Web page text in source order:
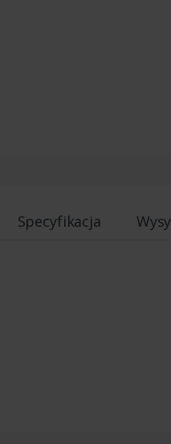
Specyfikacja